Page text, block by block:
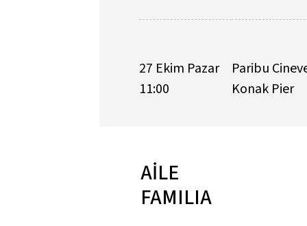
27 Ekim Pazar
11:00
Paribu
Konak Pier
AİLE
FAMILIA